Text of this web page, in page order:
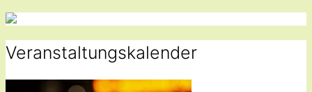
Veranstaltungskalender